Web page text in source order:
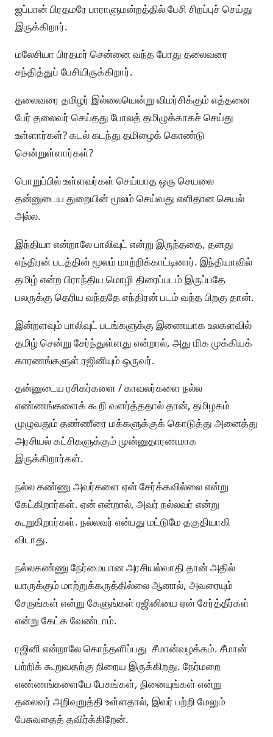
ஜப்பான் பிரதமரே பாராளுமன்றத்தில் பேசி சிறப்புச் செய்து
இருக்கிறார்.
மலேசியா பிரதமர் சென்னை வந்த போது தலைவரை
சந்தித்துப் பேசியிருக்கிறார்.
தலைவரை தமிழர் இல்லையென்று விமர்சிக்கும் எத்தனை
பேர் தலைவர் செய்தது போலத் தமிழுக்காகச் செய்து
உள்ளார்கள்? கடல் கடந்து தமிழைக் கொண்டு
சென்றுள்ளார்கள்?
பொறுப்பில் உள்ளவர்கள் செய்யாத ஒரு செயலை
தன்னுடைய துறையின் மூலம் செய்வது எளிதான செயல்
அல்ல.
இந்தியா என்றாலே பாலிவுட் என்று இருந்ததை, தனது
எந்திரன் படத்தின் மூலம் மாற்றிக்காட்டினார். இந்தியாவில்
தமிழ் என்ற பிராந்திய மொழி திரைப்படம் இருப்பதே
பலருக்கு தெரிய வந்ததே எந்திரன் படம் வந்த பிறகு தான்.
இன்றளவும் பாலிவுட் படங்களுக்கு இணையாக உலகளவில்
தமிழ் சென்று சேர்ந்துள்ளது என்றால், அது மிக முக்கியக்
காரணங்களுள் ரஜினியும் ஒருவர்.
தன்னுடைய ரசிகர்களை / காவலர்களை நல்ல
எண்ணங்களைக் கூறி வளர்த்ததால் தான், தமிழகம்
முழுவதும் தண்ணீரை மக்களுக்குக் கொடுத்து அனைத்து
அரசியல் கட்சிகளுக்கும் முன்னுதாரணமாக
இருக்கிறார்கள்.
நல்ல கண்ணு அவர்களை ஏன் சேர்க்கவில்லை என்று
கேட்கிறார்கள். ஏன் என்றால், அவர் நல்லவர் என்று
கூறுகிறார்கள். நல்லவர் என்பது மட்டுமே தகுதியாகி
விடாது.
நல்லகண்ணு நேர்மையான அரசியல்வாதி தான் அதில்
யாருக்கும் மாற்றுக்கருத்தில்லை ஆனால், அவரையும்
சேருங்கள் என்று கேளுங்கள் ரஜினியை ஏன் சேர்த்தீர்கள்
என்று கேட்க வேண்டாம்.
ரஜினி என்றாலே கொந்தளிப்பது சீமான்வழக்கம். சீமான்
பற்றிக் கூறுவதற்கு நிறைய இருக்கிறது. நேர்மறை
எண்ணங்களையே பேசுங்கள், நினையுங்கள் என்று
தலைவர் அறிவுறுத்தி உள்ளதால், இவர் பற்றி மேலும்
பேசுவதைத் தவிர்க்கிறேன்.